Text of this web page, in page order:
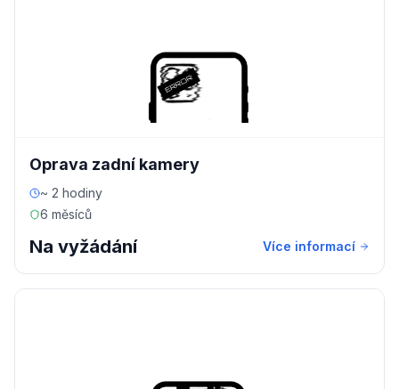
Oprava zadní kamery
~ 2 hodiny
6 měsíců
Na vyžádání Více informací